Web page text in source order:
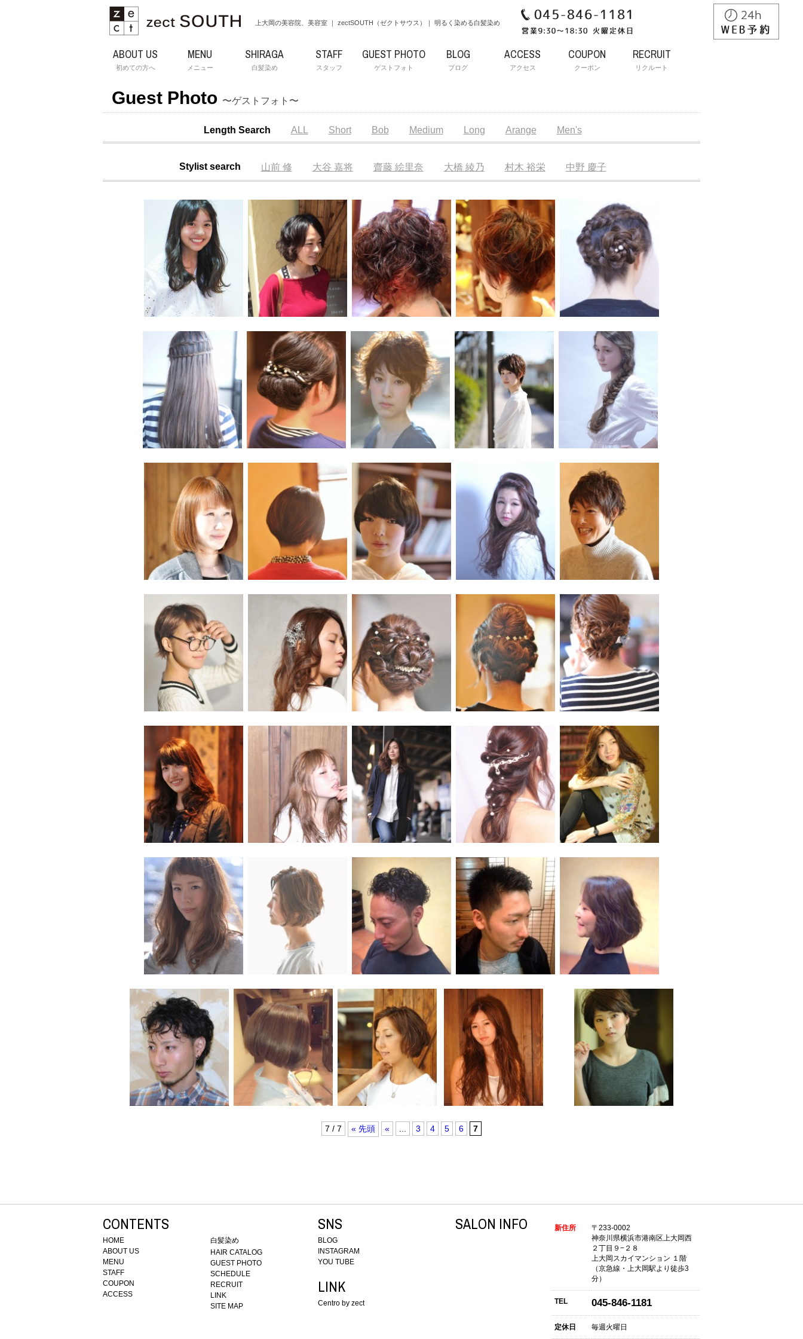
上大岡の美容院、美容室 ｜ zectSOUTH（ゼクトサウス）｜ 明るく染める白髪染め
ABOUT US
初めての方へ
MENU
メニュー
SHIRAGA
白髪染め
STAFF
スタッフ
GUEST PHOTO
ゲストフォト
BLOG
ブログ
ACCESS
アクセス
COUPON
クーポン
RECRUIT
リクルート
Guest Photo 〜ゲストフォト〜
Length Search ALL Short Bob Medium Long Arange Men's
Stylist search 山前 修 大谷 嘉将 齋藤 絵里奈 大橋 綾乃 村木 裕栄 中野 慶子
7 / 7 « 先頭 « 3 4 5 6 7
CONTENTS
HOME
ABOUT US
MENU
STAFF
COUPON
ACCESS
白髪染め
HAIR CATALOG
GUEST PHOTO
SCHEDULE
RECRUIT
LINK
SITE MAP
SNS
BLOG
INSTAGRAM
YOU TUBE
LINK
Centro by zect
SALON INFO 新住所
〒233-0002
神奈川県横浜市港南区上大岡西
２丁目９−２８
上大岡スカイマンション １階
（京急線・上大岡駅より徒歩3
分）
TEL 045-846-1181
定休日 毎週火曜日